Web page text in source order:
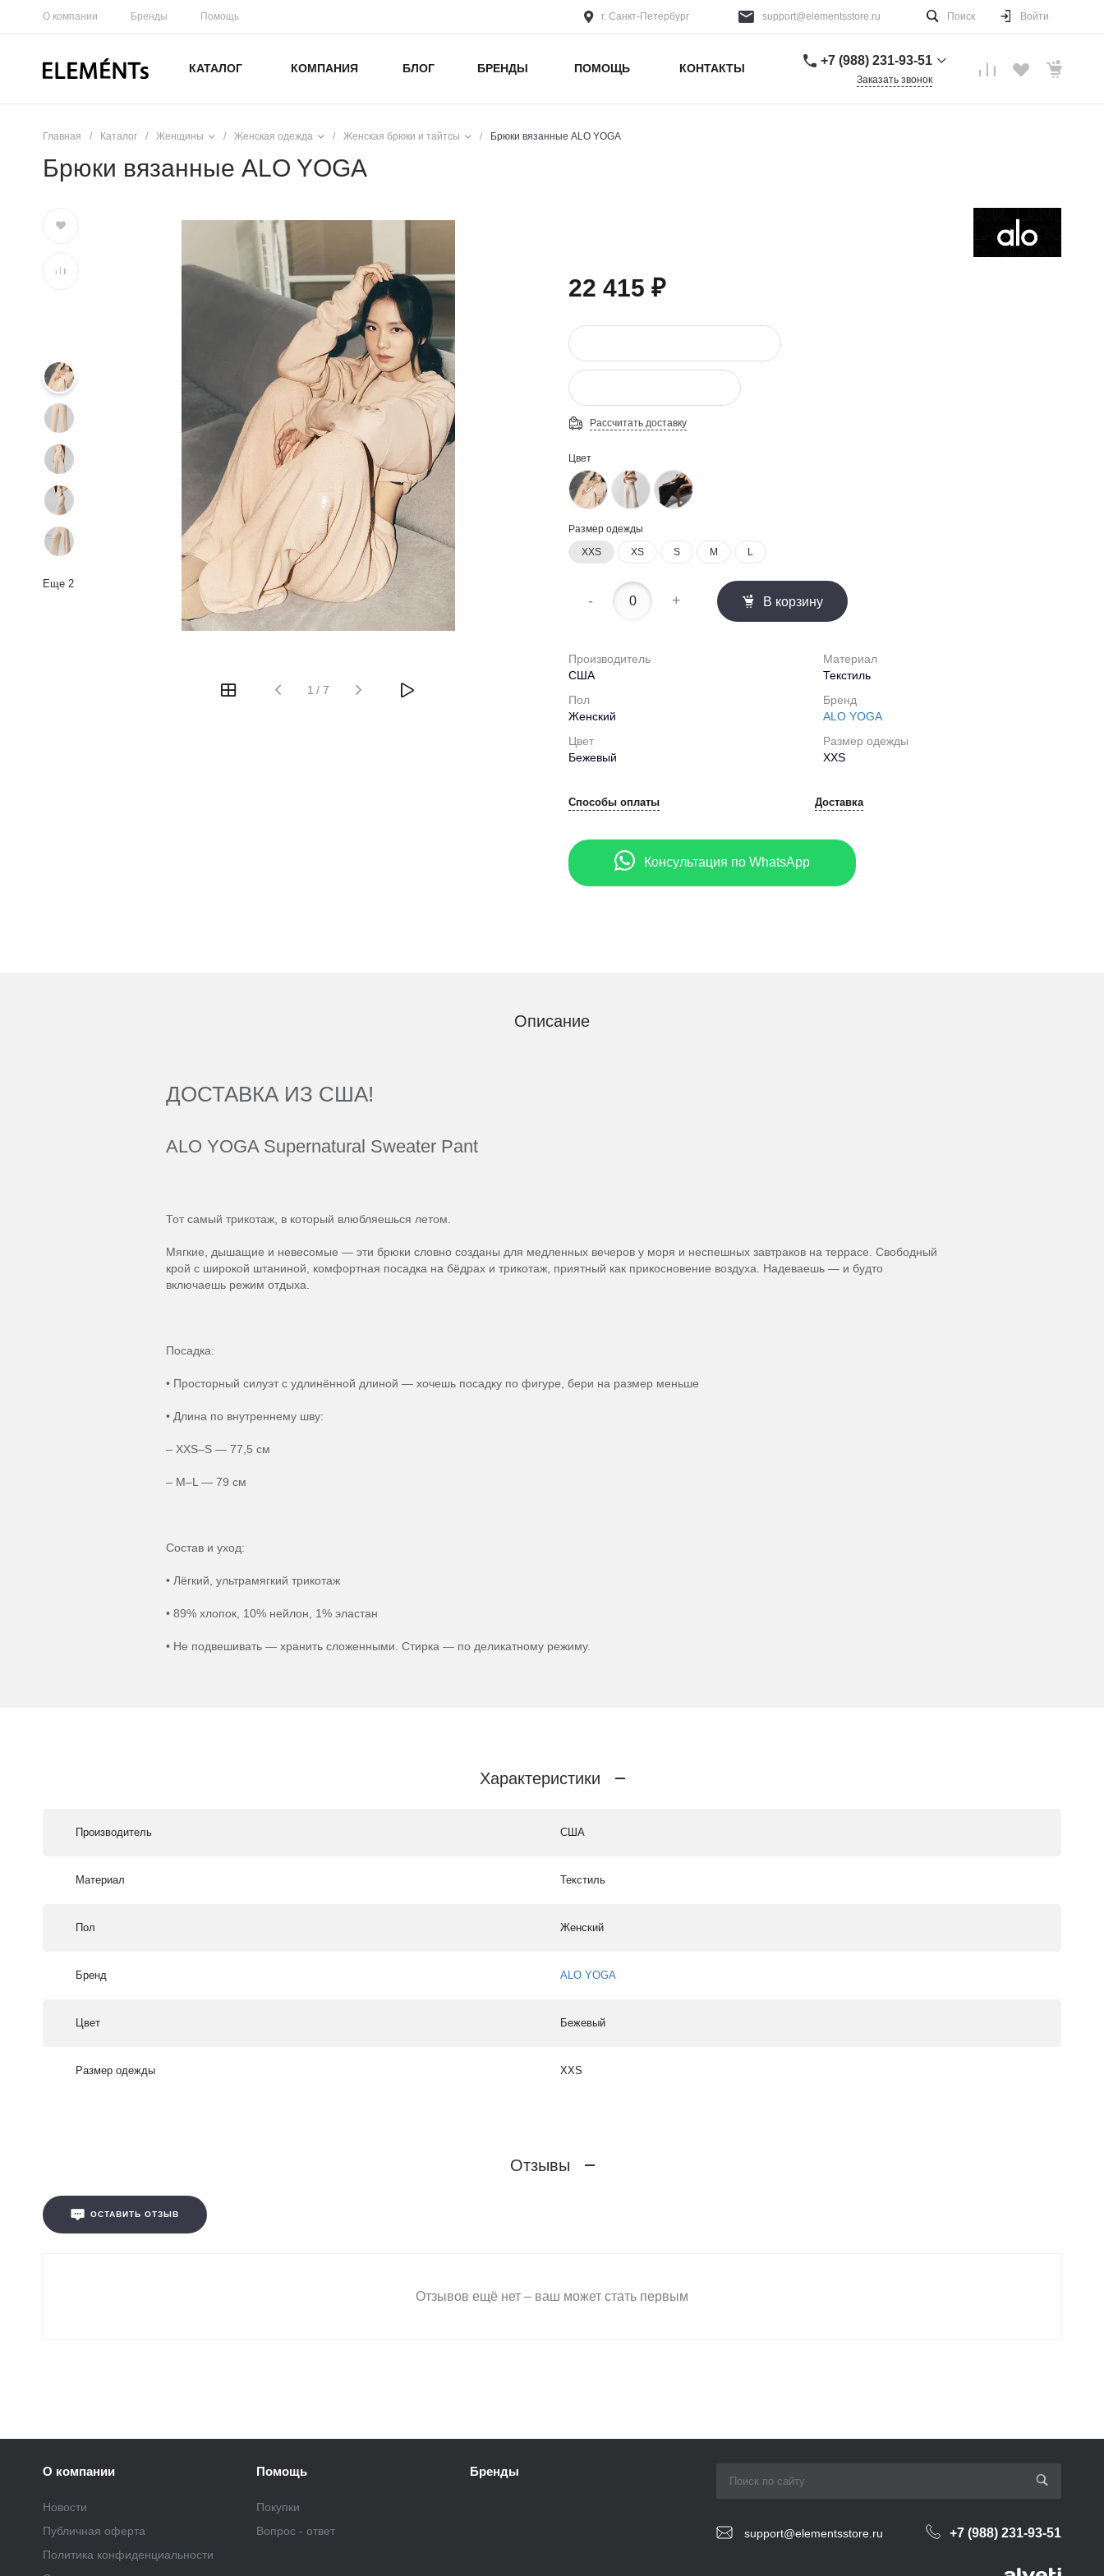
О компании Бренды Помощь г. Санкт-Петербург support@elementsstore.ru Поиск Войти
КАТАЛОГ КОМПАНИЯ БЛОГ БРЕНДЫ ПОМОЩЬ КОНТАКТЫ
+7 (988) 231-93-51
Заказать звонок
Главная / Каталог / Женщины / Женская одежда / Женская брюки и тайтсы / Брюки вязанные ALO YOGA
Брюки вязанные ALO YOGA
Еще 2
1 / 7
22 415 ₽
Рассчитать доставку
Цвет
Размер одежды
XXS
XS S M L
- + В корзину
Производитель
США
Материал
Текстиль
Пол
Женский
Бренд
ALO YOGA
Цвет
Бежевый
Размер одежды
XXS
Способы оплаты Доставка
Консультация по WhatsApp
Описание
ДОСТАВКА ИЗ США!
ALO YOGA Supernatural Sweater Pant
Тот самый трикотаж, в который влюбляешься летом.
Мягкие, дышащие и невесомые — эти брюки словно созданы для медленных вечеров у моря и неспешных завтраков на террасе. Свободный
крой с широкой штаниной, комфортная посадка на бёдрах и трикотаж, приятный как прикосновение воздуха. Надеваешь — и будто
включаешь режим отдыха.
Посадка:
• Просторный силуэт с удлинённой длиной — хочешь посадку по фигуре, бери на размер меньше
• Длина по внутреннему шву:
– XXS–S — 77,5 см
– M–L — 79 см
Состав и уход:
• Лёгкий, ультрамягкий трикотаж
• 89% хлопок, 10% нейлон, 1% эластан
• Не подвешивать — хранить сложенными. Стирка — по деликатному режиму.
Характеристики
Производитель США
Материал Текстиль
Пол Женский
Бренд ALO YOGA
Цвет Бежевый
Размер одежды XXS
Отзывы
ОСТАВИТЬ ОТЗЫВ
Отзывов ещё нет – ваш может стать первым
О компании
Новости
Публичная оферта
Политика конфиденциальности
Помощь
Покупки
Вопрос - ответ
Бренды
support@elementsstore.ru +7 (988) 231-93-51